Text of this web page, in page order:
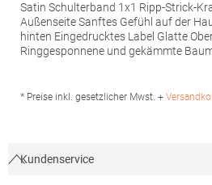
Satin Schulterband 1x1 Ripp-Strick-Kragen ohne Nähte auf der
Außenseite Sanftes Gefühl auf der Haut Farbiges Elevate Logo
hinten Eingedrucktes Label Glatte Oberfläche Vorgeschrumpft
Ringgesponnene und gekämmte
Nanaimo T-ShirtAngaben zur
38011 Hersteller: PF Concept Deutschland GmbH,
* Preise inkl. gesetzlicher Mwst. +
Kundenservice